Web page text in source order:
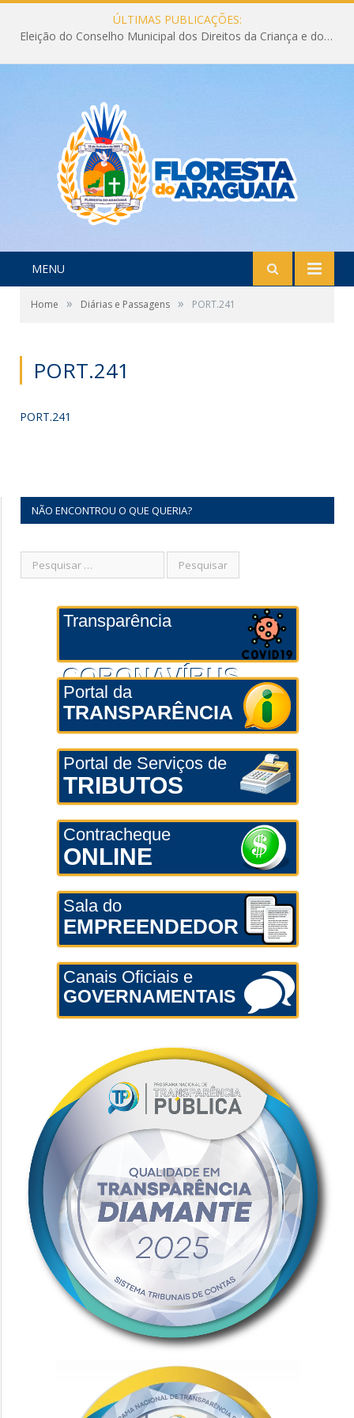
ÚLTIMAS PUBLICAÇÕES:
Eleição do Conselho Municipal dos Direitos da Criança e do Adolescente CMDCA 2026
MENU
Home » Diárias e Passagens » PORT.241
PORT.241
PORT.241
NÃO ENCONTROU O QUE QUERIA?
Transparência
CORONAVÍRUS
Portal da
TRANSPARÊNCIA
Portal de Serviços de
TRIBUTOS
Contracheque
ONLINE
Sala do
EMPREENDEDOR
Canais Oficiais e
GOVERNAMENTAIS